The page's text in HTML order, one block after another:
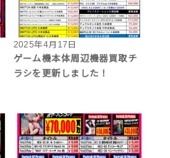
2025年4月17日
ゲーム機本体周辺機器買取チ
ラシを更新しました！